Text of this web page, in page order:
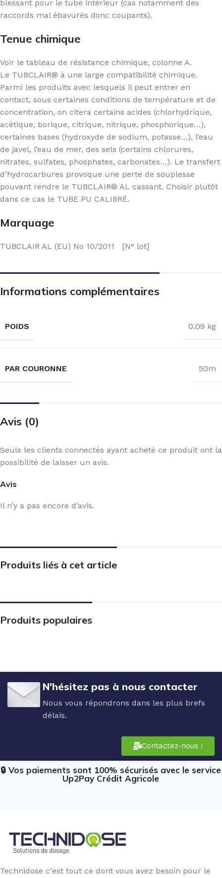
blessant pour le tube intérieur (cas notamment des
raccords mal ébavurés donc coupants).
Tenue chimique
Voir le tableau de résistance chimique, colonne A.
Le TUBCLAIR® à une large compatibilité chimique.
Parmi les produits avec lesquels il peut entrer en
contact, sous certaines conditions de température et de
concentration, on citera certains acides (chlorhydrique,
acétique, borique, citrique, nitrique, phosphorique…),
certaines bases (hydroxyde de sodium, potasse…), l’eau
de javel, l’eau de mer, des sels (certains chlorures,
nitrates, sulfates, phosphates, carbonates…). Le transfert
d’hydrocarbures provoque une perte de souplesse
pouvant rendre le TUBCLAIR® AL cassant. Choisir plutôt
dans ce cas le TUBE PU CALIBRÉ.
Marquage
TUBCLAIR AL (EU) No 10/2011 [N° lot]
Informations complémentaires
POIDS 0.09 kg
PAR COURONNE 50m
Avis (0)
Avis
Il n’y a pas encore d’avis.
Seuls les clients connectés ayant acheté ce produit ont la
possibilité de laisser un avis.
Produits liés à cet article
Produits populaires
N'hésitez pas à nous contacter
Nous vous répondrons dans les plus brefs
délais.
Contactez-nous !
🔒 Vos paiements sont 100% sécurisés avec le service
Up2Pay Crédit Agricole
Technidose c'est tout ce dont vous avez besoin pour le